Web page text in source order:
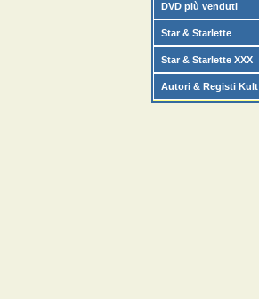
DVD più venduti
Star & Starlette
Star & Starlette XXX
Autori & Registi Kult